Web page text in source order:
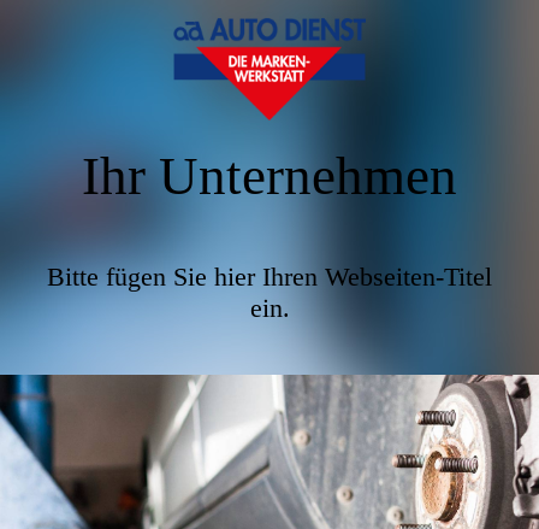
Ihr Unternehmen
Bitte fügen Sie hier Ihren Webseiten-Titel
ein.